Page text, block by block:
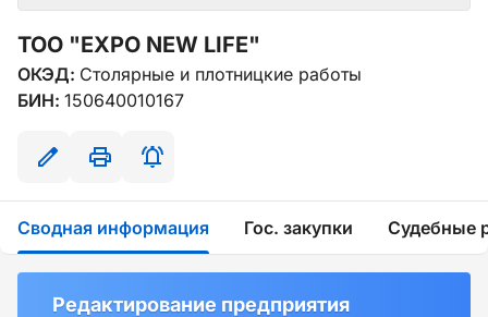
ТОО "EXPO NEW LIFE"
ОКЭД: Столярные и плотницкие работы
БИН: 150640010167
Сводная информация Гос. закупки Судебные
Редактирование предприятия